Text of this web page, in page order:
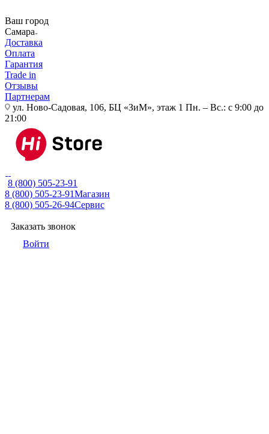
Ваш город
Самара
Доставка
Оплата
Гарантия
Trade in
Отзывы
Партнерам
ул. Ново-Садовая, 106, БЦ «ЗиМ», этаж 1 Пн. – Вс.: с 9:00 до
21:00
8 (800) 505-23-91
8 (800) 505-23-91Магазин
8 (800) 505-26-94Сервис
Заказать звонок
Войти